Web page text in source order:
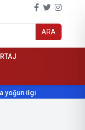
ARA
Beydağ’ın